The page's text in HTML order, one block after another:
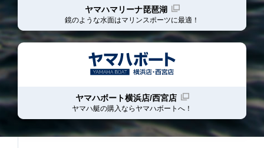
ヤマハマリーナ琵琶湖
鏡のような水面はマリンスポーツに最適！
ヤマハボート横浜店/西宮店
ヤマハ艇の購入ならヤマハボート へ！